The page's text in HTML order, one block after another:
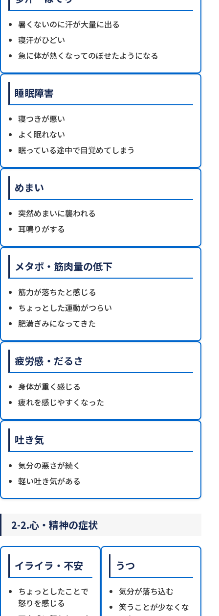
暑くないのに汗が大量に出る
寝汗がひどい
急に体が熱くなってのぼせたようになる
睡眠障害
寝つきが悪い
よく眠れない
眠っている途中で目覚めてしまう
めまい
突然めまいに襲われる
耳鳴りがする
メタボ・筋肉量の低下
筋力が落ちたと感じる
ちょっとした運動がつらい
肥満ぎみになってきた
疲労感・だるさ
身体が重く感じる
疲れを感じやすくなった
吐き気
気分の悪さが続く
軽い吐き気がある
2-2.心・精神の症状
イライラ・不安
ちょっとしたことで
怒りを感じる
うつ
気分が落ち込む
笑うことが少なくな